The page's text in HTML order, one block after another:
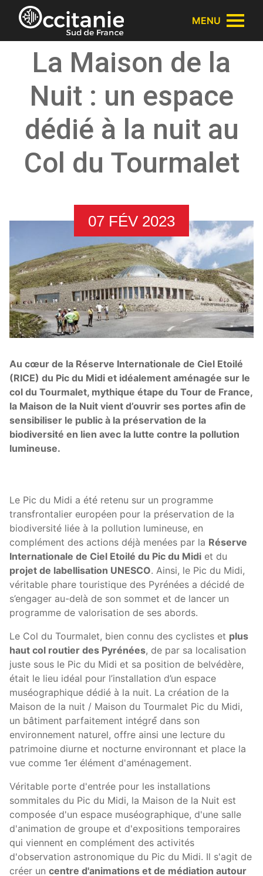
Panneau de gestion des cookies
MENU
La Maison de la
Nuit : un espace
dédié à la nuit au
Col du Tourmalet
07 FÉV 2023
Au cœur de la Réserve Internationale de Ciel Etoilé
(RICE) du Pic du Midi et idéalement aménagée sur le
col du Tourmalet, mythique étape du Tour de France,
la Maison de la Nuit vient d’ouvrir ses portes afin de
sensibiliser le public à la préservation de la
biodiversité en lien avec la lutte contre la pollution
lumineuse.
Le Pic du Midi a été retenu sur un programme
transfrontalier européen pour la préservation de la
biodiversité liée à la pollution lumineuse, en
complément des actions déjà menées par la Réserve
Internationale de Ciel Etoilé du Pic du Midi et du
projet de labellisation UNESCO. Ainsi, le Pic du Midi,
véritable phare touristique des Pyrénées a décidé de
s’engager au-delà de son sommet et de lancer un
programme de valorisation de ses abords.
Le Col du Tourmalet, bien connu des cyclistes et plus
haut col routier des Pyrénées, de par sa localisation
juste sous le Pic du Midi et sa position de belvédère,
était le lieu idéal pour l’installation d’un espace
muséographique dédié à la nuit. La création de la
Maison de la nuit / Maison du Tourmalet Pic du Midi,
un bâtiment parfaitement intégré́ dans son
environnement naturel, offre ainsi une lecture du
patrimoine diurne et nocturne environnant et place la
vue comme 1er élément d'aménagement.
Véritable porte d'entrée pour les installations
sommitales du Pic du Midi, la Maison de la Nuit est
composée d'un espace muséographique, d'une salle
d'animation de groupe et d'expositions temporaires
qui viennent en complément des activités
d'observation astronomique du Pic du Midi. Il s'agit de
créer un centre d'animations et de médiation autour